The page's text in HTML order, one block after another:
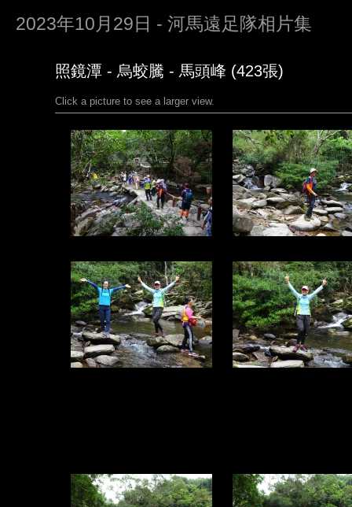
2023年10月29日 - 河馬遠足隊相片集
照鏡潭 - 烏蛟騰 - 馬頭峰 (423張)
Click a picture to see a larger view.